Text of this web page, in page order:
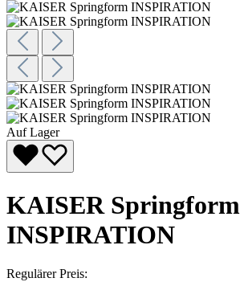
Auf Lager
KAISER Springform
INSPIRATION
Regulärer Preis: